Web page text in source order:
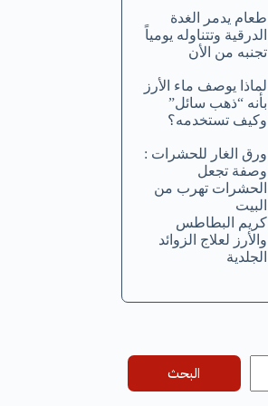
طعام يدمر الغدة
الدرقية وتتناوله يومياً
تجنبه من الأن
لماذا يوصف ماء الأرز
بأنه “ذهب سائل”
وكيف تستخدمه؟
ورق الغار للحشرات :
وصفة تجعل
الحشرات تهرب من
البيت
كريم البطاطس
والأرز لعلاج الزوائد
الجلدية
البحث